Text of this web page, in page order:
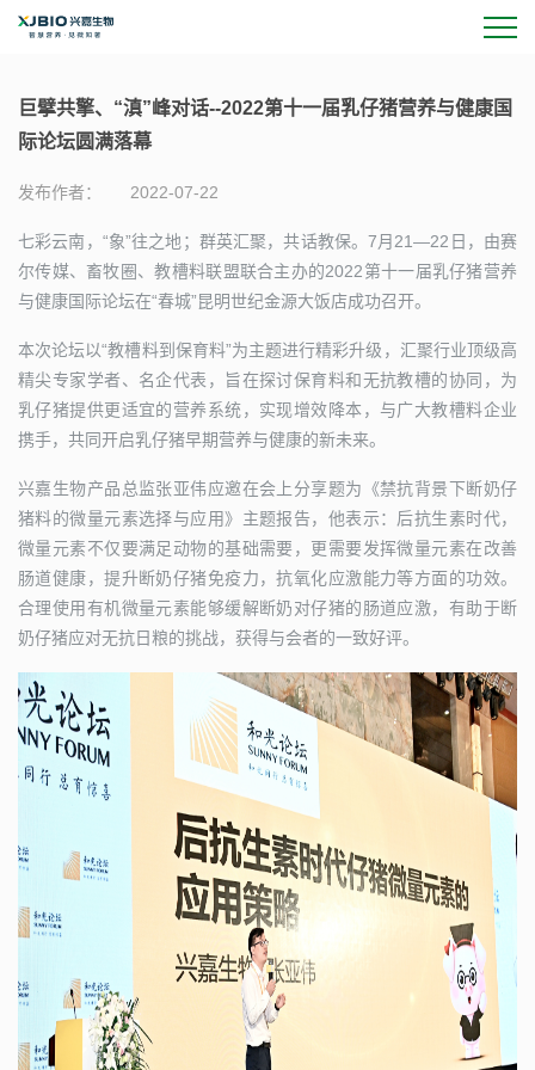
巨擘共擎、“滇”峰对话--2022第十一届乳仔猪营养与健康国
际论坛圆满落幕
发布作者： 2022-07-22
七彩云南，“象”往之地；群英汇聚，共话教保。7月21—22日，由赛
尔传媒、畜牧圈、教槽料联盟联合主办的2022第十一届乳仔猪营养
与健康国际论坛在“春城”昆明世纪金源大饭店成功召开。
本次论坛以“教槽料到保育料”为主题进行精彩升级，汇聚行业顶级高
精尖专家学者、名企代表，旨在探讨保育料和无抗教槽的协同，为
乳仔猪提供更适宜的营养系统，实现增效降本，与广大教槽料企业
携手，共同开启乳仔猪早期营养与健康的新未来。
兴嘉生物产品总监张亚伟应邀在会上分享题为《禁抗背景下断奶仔
猪料的微量元素选择与应用》主题报告，他表示：后抗生素时代，
微量元素不仅要满足动物的基础需要，更需要发挥微量元素在改善
肠道健康，提升断奶仔猪免疫力，抗氧化应激能力等方面的功效。
合理使用有机微量元素能够缓解断奶对仔猪的肠道应激，有助于断
奶仔猪应对无抗日粮的挑战，获得与会者的一致好评。